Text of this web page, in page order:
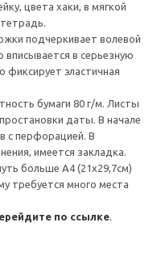
цвета хаки, в мягкой
подчеркивает волевой
в серьезную
эластичная
бумаги 80 г/м. Листы
даты. В начале
с перфорацией. В
имеется закладка.
больше А4 (21х29,7см)
требуется много места
по ссылке.